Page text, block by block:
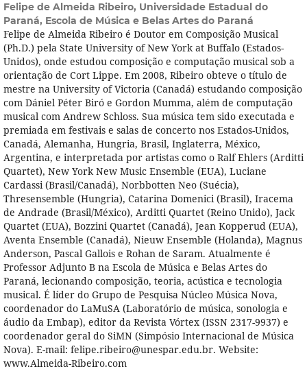
Felipe de Almeida Ribeiro, Universidade Estadual do
Paraná, Escola de Música e Belas Artes do Paraná
Felipe de Almeida Ribeiro é Doutor em Composição Musical
(Ph.D.) pela State University of New York at Buffalo (Estados-
Unidos), onde estudou composição e computação musical sob a
orientação de Cort Lippe. Em 2008, Ribeiro obteve o tí­tulo de
mestre na University of Victoria (Canadá) estudando composição
com Dániel Péter Biró e Gordon Mumma, além de computação
musical com Andrew Schloss. Sua música tem sido executada e
premiada em festivais e salas de concerto nos Estados-Unidos,
Canadá, Alemanha, Hungria, Brasil, Inglaterra, México,
Argentina, e interpretada por artistas como o Ralf Ehlers (Arditti
Quartet), New York New Music Ensemble (EUA), Luciane
Cardassi (Brasil/Canadá), Norbbotten Neo (Suécia),
Thresensemble (Hungria), Catarina Domenici (Brasil), Iracema
de Andrade (Brasil/México), Arditti Quartet (Reino Unido), Jack
Quartet (EUA), Bozzini Quartet (Canadá), Jean Kopperud (EUA),
Aventa Ensemble (Canadá), Nieuw Ensemble (Holanda), Magnus
Anderson, Pascal Gallois e Rohan de Saram. Atualmente é
Professor Adjunto B na Escola de Música e Belas Artes do
Paraná, lecionando composição, teoria, acústica e tecnologia
musical. É lí­der do Grupo de Pesquisa Núcleo Música Nova,
coordenador do LaMuSA (Laboratório de música, sonologia e
áudio da Embap), editor da Revista Vórtex (ISSN 2317-9937) e
coordenador geral do SiMN (Simpósio Internacional de Música
Nova). E-mail: felipe.ribeiro@unespar.edu.br. Website:
www.Almeida-Ribeiro.com